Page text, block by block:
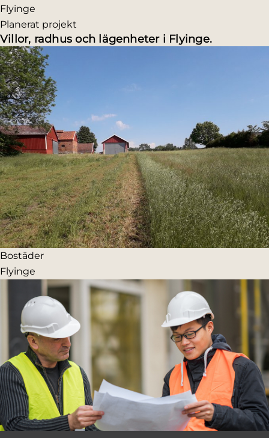
Flyinge
Planerat projekt
Villor, radhus och lägenheter i Flyinge.
Bostäder
Flyinge